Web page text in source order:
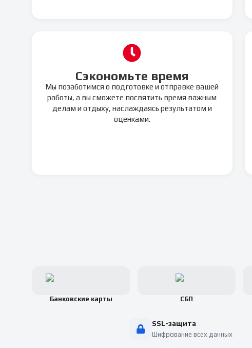
Сэкономьте время
Мы позаботимся о подготовке и отправке вашей
работы, а вы сможете посвятить время важным
делам и отдыху, наслаждаясь результатом и
оценками.
Банковские карты СБП
SSL-защита
Шифрование всех данных